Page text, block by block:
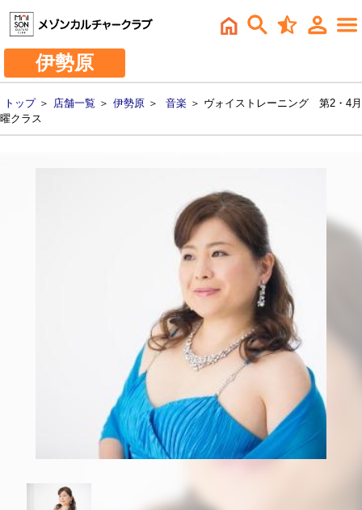
伊勢原
トップ＞ 店舗一覧 ＞ 伊勢原 ＞ 音楽 ＞ ヴォイストレーニング 第2・4月
曜クラス